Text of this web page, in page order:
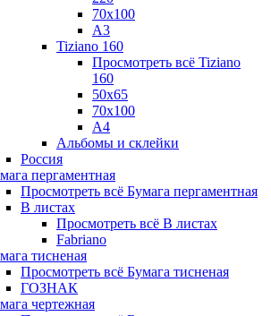
70х100
А3
Tiziano 160
Просмотреть всё Tiziano
160
50х65
70х100
А4
Альбомы и склейки
Россия
пергаментная
Просмотреть всё Бумага пергаментная
В листах
Просмотреть всё В листах
Fabriano
тисненая
Просмотреть всё Бумага тисненая
ГОЗНАК
чертежная